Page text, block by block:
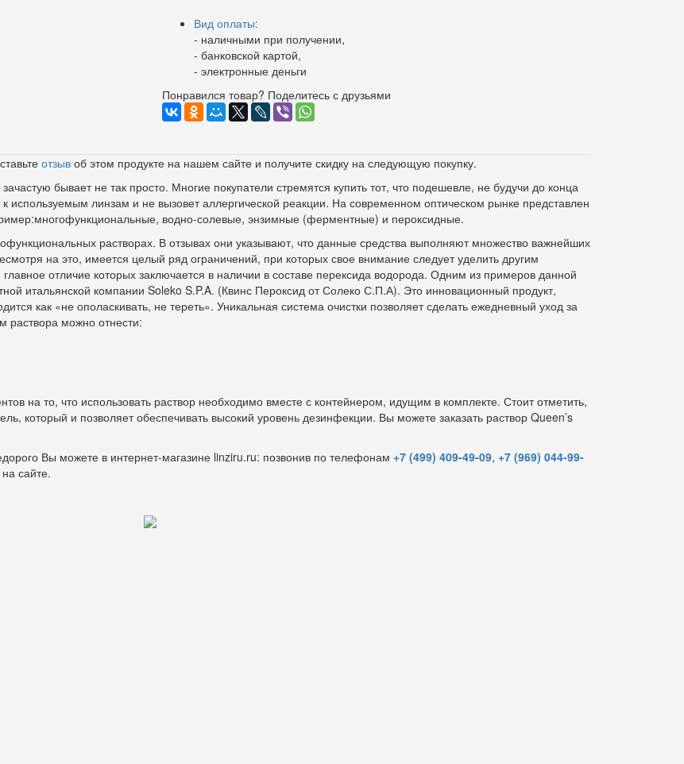
Вид оплаты:
- наличными при получении,
- банковской картой,
- электронные деньги
Понравился товар? Поделитесь с друзьями
отзыв об этом продукте на нашем сайте и получите скидку на следующую покупку.
бывает не так просто. Многие покупатели стремятся купить тот, что подешевле, не будучи до конца
используемым линзам и не вызовет аллергической реакции. На современном оптическом рынке представлен
водно-солевые, энзимные (ферментные) и пероксидные.
растворах. В отзывах они указывают, что данные средства выполняют множество важнейших
на это, имеется целый ряд ограничений, при которых свое внимание следует уделить другим
отличие которых заключается в наличии в составе перексида водорода. Одним из примеров данной
итальянской компании Soleko S.P.A. (Квинс Пероксид от Солеко С.П.А). Это инновационный продукт,
как «не ополаскивать, не тереть». Уникальная система очистки позволяет сделать ежедневный уход за
раствора можно отнести:
на то, что использовать раствор необходимо вместе с контейнером, идущим в комплекте. Стоит отметить,
который и позволяет обеспечивать высокий уровень дезинфекции. Вы можете заказать раствор Queen’s
Вы можете в интернет-магазине linziru.ru: позвонив по телефонам +7 (499) 409-49-09, +7 (969) 044-99-
сайте.